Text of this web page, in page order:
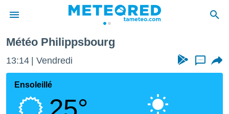
de
Météo Philippsbourg
13:14 Vendredi ...
Ensoleillé